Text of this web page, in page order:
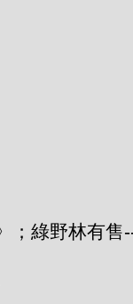
；綠野林有售